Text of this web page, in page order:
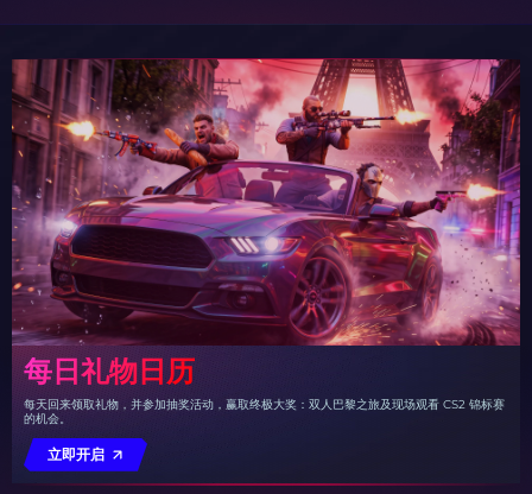
每日礼物日历
每天回来领取礼物，并参加抽奖活动，赢取终极大奖：双人巴黎之旅及现场观看 CS2 锦标赛
的机会。
立即开启